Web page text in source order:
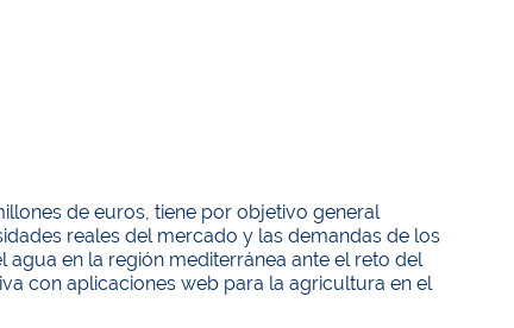
de euros, tiene por objetivo general
reales del mercado y las demandas de los
en la región mediterránea ante el reto del
con aplicaciones web para la agricultura en el